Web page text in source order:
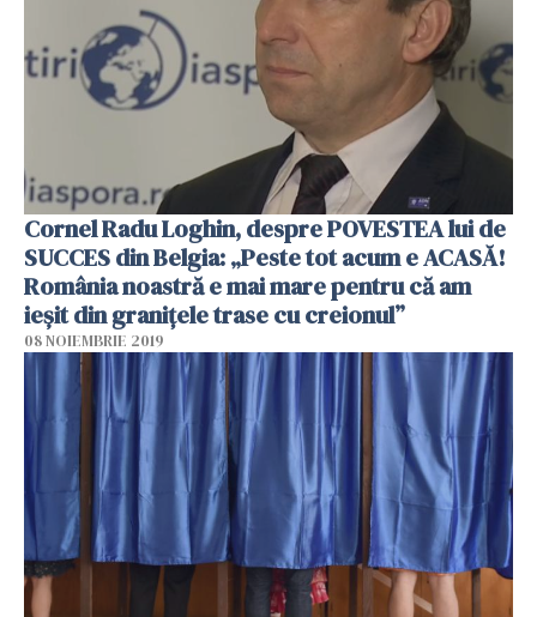
Cornel Radu Loghin, despre POVESTEA lui de
SUCCES din Belgia: „Peste tot acum e ACASĂ!
România noastră e mai mare pentru că am
ieșit din granițele trase cu creionul”
08 NOIEMBRIE 2019